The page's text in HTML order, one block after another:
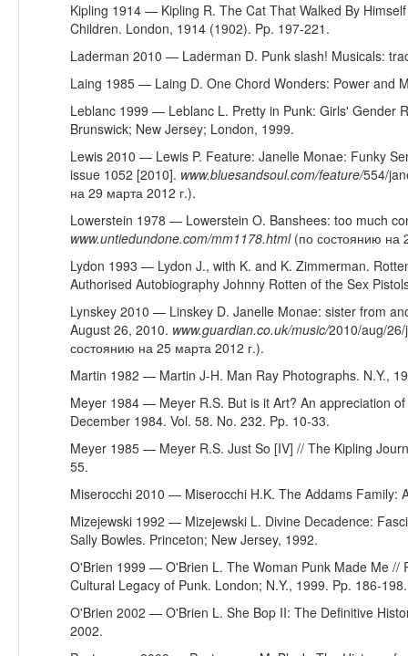
Kipling 1914 — Kipling R. The Cat That Walked By
Children. London, 1914 (1902). Pp. 197-221.
Laderman 2010 — Laderman D. Punk slash! Musicals:
Laing 1985 — Laing D. One Chord Wonders: Power and
Leblanc 1999 — Leblanc L. Pretty in Punk: Girls' Gender
Brunswick; New Jersey; London, 1999.
Lewis 2010 — Lewis P. Feature: Janelle Monae: Funky
issue 1052 [2010]. www.bluesandsoul.com/feature/554/
на 29 марта 2012 г.).
Lowerstein 1978 — Lowerstein O. Banshees: too much
www.untiedundone.com/mm1178.html(по состоянию на
Lydon 1993 — Lydon J., with K. and K. Zimmerman.
Authorised Autobiography Johnny Rotten of the Sex
Lynskey 2010 — Linskey D. Janelle Monae: sister from
August 26, 2010. www.guardian.co.uk/music/2010/aug/
состоянию на 25 марта 2012 г.).
Martin 1982 — Martin J-H. Man Ray Photographs. N.Y.,
Meyer 1984 — Meyer R.S. But is it Art? An appreciation
December 1984. Vol. 58. No. 232. Pp. 10-33.
Meyer 1985 — Meyer R.S. Just So [IV] // The Kipling
55.
Miserocchi 2010 — Miserocchi H.K. The Addams Family:
Mizejewski 1992 — Mizejewski L. Divine Decadence:
Sally Bowles. Princeton; New Jersey, 1992.
O'Brien 1999 — O'Brien L. The Woman Punk Made Me //
Cultural Legacy of Punk. London; N.Y., 1999. Pp. 186-198.
O'Brien 2002 — O'Brien L. She Bop II: The Definitive
2002.